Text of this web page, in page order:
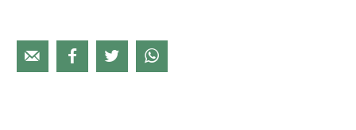
   